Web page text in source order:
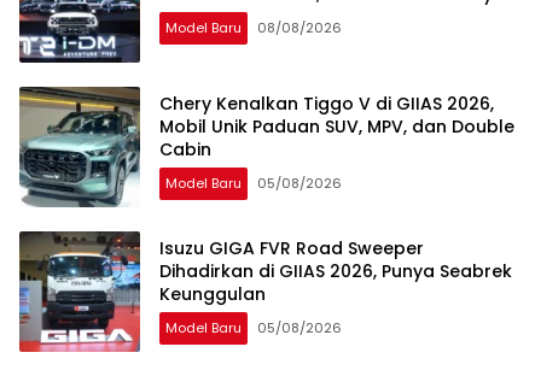
Model Baru 08/08/2026
Chery Kenalkan Tiggo V di GIIAS 2026,
Mobil Unik Paduan SUV, MPV, dan Double
Cabin
Model Baru 05/08/2026
Isuzu GIGA FVR Road Sweeper
Dihadirkan di GIIAS 2026, Punya Seabrek
Keunggulan
Model Baru 05/08/2026